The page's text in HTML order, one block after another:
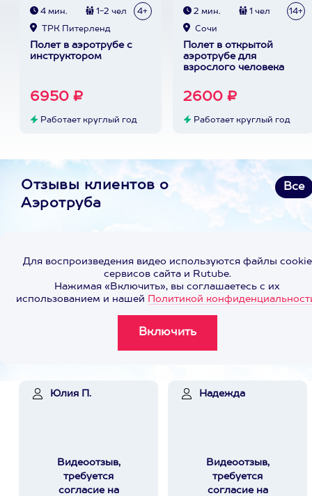
4 мин. 1-2 чел 4+
ТРК Питерленд
Полет в аэротрубе с
инструктором
6950 ₽
Работает круглый год
2 мин. 1 чел 14+
Сочи
Полет в открытой
аэротрубе для
взрослого человека
2600 ₽
Работает круглый год
Отзывы клиентов о
Аэротруба
Все
Для воспроизведения видео используются файлы cookie
сервисов сайта и Rutube.
Нажимая «Включить», вы соглашаетесь с их
использованием и нашей Политикой
Юлия П.
Видеоотзыв,
требуется
согласие на
Надежда
Видеоотзыв,
требуется
согласие на